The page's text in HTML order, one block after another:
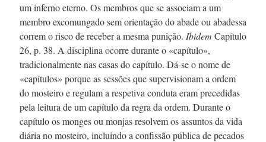
um inferno eterno. Os membros que se associam a um
membro excomungado sem orientação do abade ou abadessa
correm o risco de receber a mesma punição. Ibidem Capítulo
26, p. 38. A disciplina ocorre durante o «capítulo»,
tradicionalmente nas casas do capítulo. Dá-seo nome de
«capítulos» porque as sessões que supervisionam a ordem
do mosteiro e regulam a respetiva conduta eram precedidas
pela leitura de um capítulo da regra da ordem. Durante o
capítulo os monges ou monjas resolvem os assuntos da vida
diária no mosteiro, incluindo a confissão pública de pecados